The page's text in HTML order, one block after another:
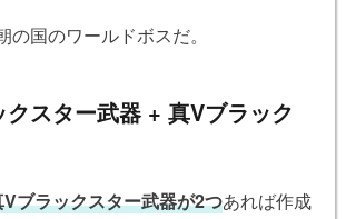
の国のワールドボスだ。
スター武器 + 真Vブラック
Vブラックスター武器が2つあれば作成